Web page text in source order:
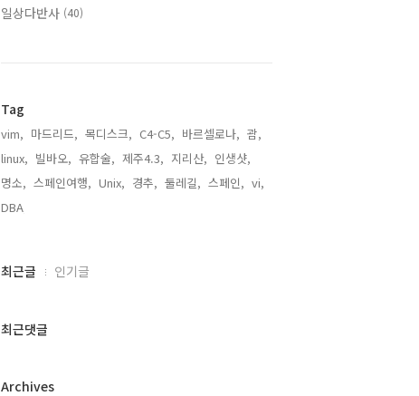
일상다반사 (40)
Tag
vim, 마드리드, 목디스크, C4-C5, 바르셀로나, 괌,
linux, 빌바오, 유합술, 제주4.3, 지리산, 인생샷,
명소, 스페인여행, Unix, 경추, 둘레길, 스페인, vi,
DBA,
최
과
글
최근글 인기글
최근댓글
Archives